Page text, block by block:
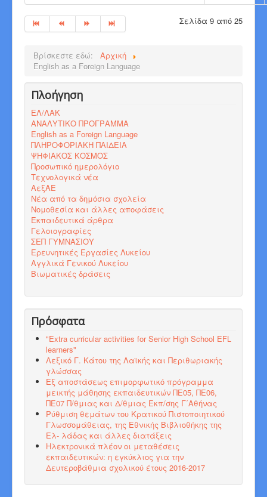
Σελίδα 9 από 25
Βρίσκεστε εδώ:
Αρχική
English as a Foreign Language
Πλοήγηση
ΕΛ/ΛΑΚ
ΑΝΑΛΥΤΙΚΟ ΠΡΟΓΡΑΜΜΑ
English as a Foreign Language
ΠΛΗΡΟΦΟΡΙΑΚΗ ΠΑΙΔΕΙΑ
ΨΗΦΙΑΚΟΣ ΚΟΣΜΟΣ
Προσωπικό ημερολόγιο
Τεχνολογικά νέα
ΑεξΑΕ
Νέα από τα δημόσια σχολεία
Νομοθεσία και άλλες αποφάσεις
Εκπαιδευτικά άρθρα
Γελοιογραφίες
ΣΕΠ ΓΥΜΝΑΣΙΟΥ
Ερευνητικές Εργασίες Λυκείου
Αγγλικά Γενικού Λυκείου
Βιωματικές δράσεις
Πρόσφατα
"Εxtra curricular activities for Senior High School EFL
learners"
Λεξικό Γ. Κάτου της Λαϊκής και Περιθωριακής
γλώσσας
Εξ αποστάσεως επιμορφωτικό πρόγραμμα
μεικτής μάθησης εκπαιδευτικών ΠΕ05, ΠΕ06,
ΠΕ07 Π/θμιας και Δ/θμιας Εκπ/σης Γ΄Αθήνας
Ρύθμιση θεμάτων του Κρατικού Πιστοποιητικού
Γλωσσομάθειας, της Εθνικής Βιβλιοθήκης της
Ελ- λάδας και άλλες διατάξεις
Ηλεκτρονικά πλέον οι μεταθέσεις
εκπαιδευτικών: η εγκύκλιος για την
Δευτεροβάθμια σχολικού έτους 2016-2017